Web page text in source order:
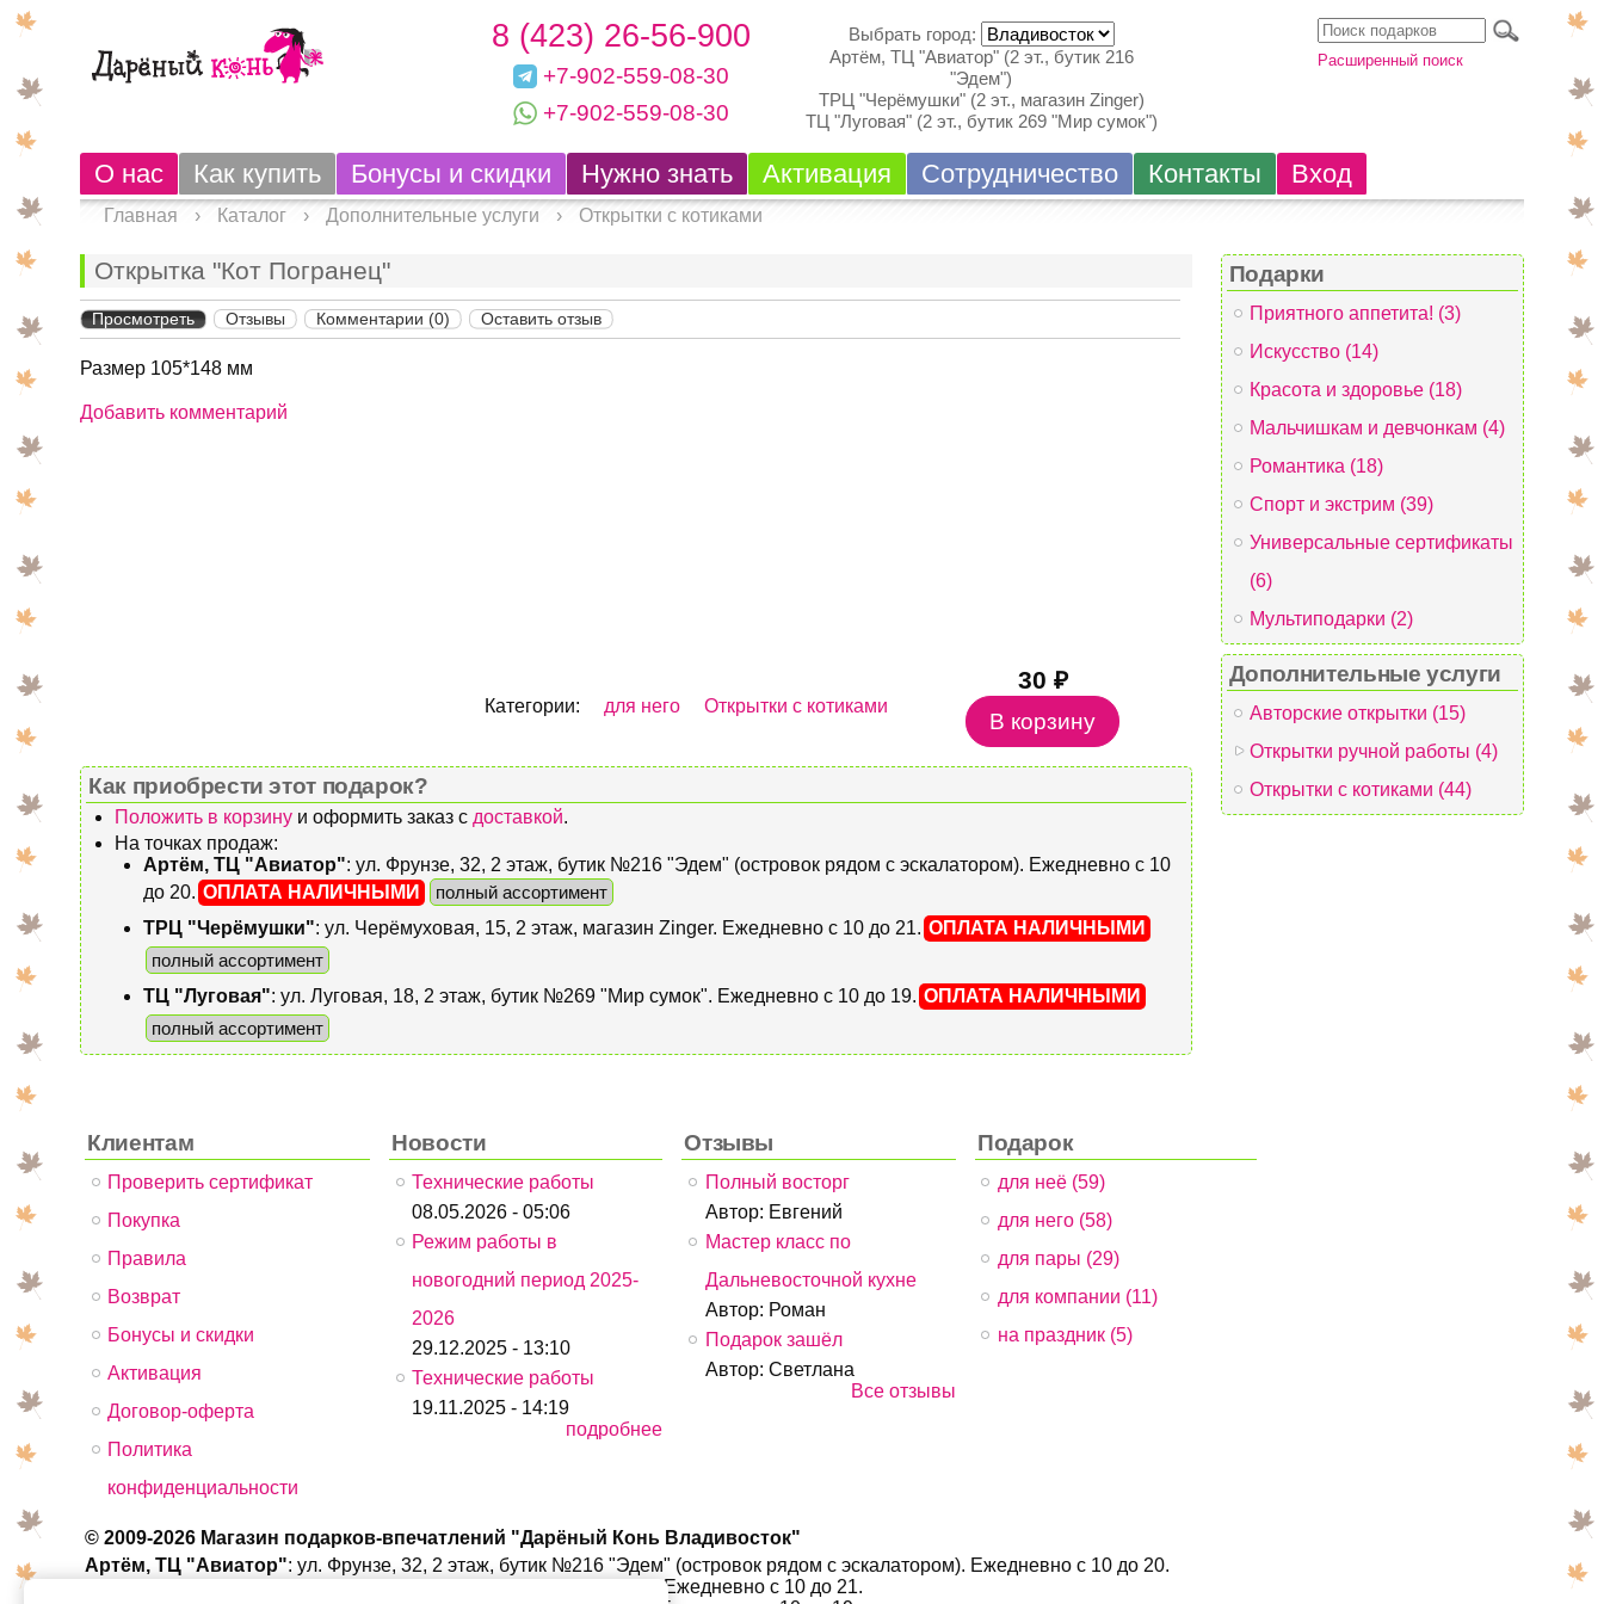
8 (423) 26-56-900
+7-902-559-08-30
+7-902-559-08-30
Выбрать город:
Артём, ТЦ "Авиатор" (2 эт., бутик 216
"Эдем")
ТРЦ "Черёмушки" (2 эт., магазин Zinger)
ТЦ "Луговая" (2 эт., бутик 269 "Мир сумок")
Расширенный поиск
О нас Как купить Бонусы и скидки Нужно знать Активация Сотрудничество Контакты Вход
Главная › Каталог › Дополнительные услуги › Открытки с котиками
Открытка "Кот Погранец"
Просмотреть Отзывы Комментарии (0) Оставить отзыв
30 ₽
Размер 105*148 мм
Категории: для него Открытки с котиками
Добавить комментарий
Как приобрести этот подарок?
Положить в корзину и оформить заказ сдоставкой.
На точках продаж:
Артём, ТЦ "Авиатор": ул. Фрунзе, 32, 2 этаж, бутик №216 "Эдем" (островок рядом с эскалатором). Ежедневно с 10
до 20. ОПЛАТА НАЛИЧНЫМИ
полный ассортимент
ТРЦ "Черёмушки": ул. Черёмуховая, 15, 2 этаж, магазин Zinger. Ежедневно с 10 до 21. ОПЛАТА НАЛИЧНЫМИ
полный ассортимент
ТЦ "Луговая": ул. Луговая, 18, 2 этаж, бутик №269 "Мир сумок". Ежедневно с 10 до 19. ОПЛАТА НАЛИЧНЫМИ
полный ассортимент
Подарки
Приятного аппетита! (3)
Искусство (14)
Красота и здоровье (18)
Мальчишкам и девчонкам (4)
Романтика (18)
Спорт и экстрим (39)
Универсальные сертификаты
(6)
Мультиподарки (2)
Дополнительные услуги
Авторские открытки (15)
Открытки ручной работы (4)
Открытки с котиками (44)
Клиентам
Проверить сертификат
Покупка
Правила
Возврат
Бонусы и скидки
Активация
Договор-оферта
Политика
конфиденциальности
Новости
Технические работы
08.05.2026 - 05:06
Режим работы в
новогодний период 2025-
2026
29.12.2025 - 13:10
Технические работы
19.11.2025 - 14:19
подробнее
Отзывы
Полный восторг
Автор: Евгений
Мастер класс по
Дальневосточной кухне
Автор: Роман
Подарок зашёл
Автор: Светлана
Все отзывы
Подарок
для неё (59)
для него (58)
для пары (29)
для компании (11)
на праздник (5)
© 2009-2026 Магазин подарков-впечатлений "Дарёный Конь Владивосток"
Артём, ТЦ "Авиатор": ул. Фрунзе, 32, 2 этаж, бутик №216 "Эдем" (островок рядом с эскалатором). Ежедневно с 10 до 20.
: ул. Черёмуховая, 15, 2 этаж, магазин Zinger. Ежедневно с 10 до 21.